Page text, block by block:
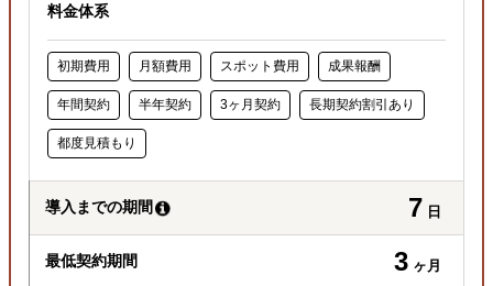
料金体系
初期費用 月額費用 スポット費用 成果報酬
年間契約 半年契約 3ヶ月契約 長期契約割引あり
都度見積もり
導入までの期間 7 日
最低契約期間 3 ヶ月